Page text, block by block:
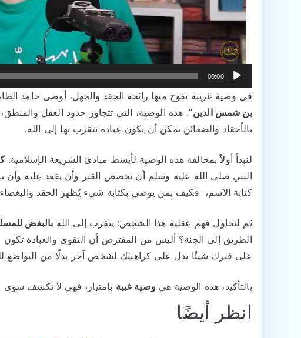
00:00
في وصية غريبة تفوح منها رائحة الحقد والجهل، أوصى حامد
بن شمس الدين”. هذه الوصية، التي تتجاوز حدود العقل
بالأحقاد والضغائن يمكن أن يكون عبادة تتقرب بها إلى الله.
لنبدأ أولاً بمخالفة هذه الوصية لأبسط مبادئ الشريعة الإسلامية.
النبي صلى الله عليه وسلم أن يجصص القبر وأن يقعد عليه وأن
كتابة الاسم، فكيف بمن يوصي بكتابة شيء يُظهر الحقد
ثم لنحاول فهم عقلية هذا الشخص: يتقرب إلى الله بالبغض
الطريق إلى الجنة؟ أليس من المفترض أن التقوى والعبادة
على قبرك شيئًا يدل على كراهيتك لشخص آخر بدلًا من التواضع
بالتأكيد، هذه الوصية هيوصية غبية بامتياز، فهي لا تكشف
انظر أيضًا